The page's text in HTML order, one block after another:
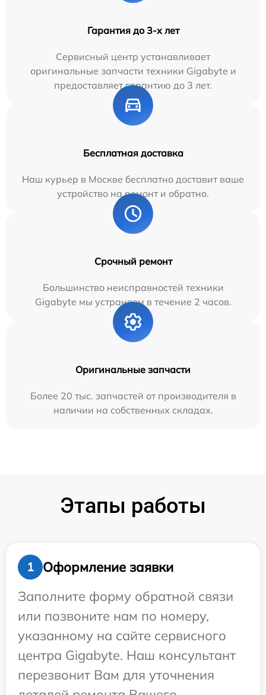
Гарантия до 3-х лет
Сервисный центр устанавливает
оригинальные запчасти техники Gigabyte и
предоставляет гарантию до 3 лет.
Бесплатная доставка
Наш курьер в Москве бесплатно доставит ваше
устройство на ремонт и обратно.
Срочный ремонт
Большинство неисправностей техники
Gigabyte мы устраняем в течение 2 часов.
Оригинальные запчасти
Более 20 тыс. запчастей от производителя в
наличии на собственных складах.
Этапы работы
1
Оформление заявки
Заполните форму обратной связи
или позвоните нам по номеру,
указанному на сайте сервисного
центра Gigabyte. Наш консультант
перезвонит Вам для уточнения